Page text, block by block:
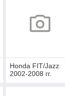
Honda FIT/Jazz
2002-2008 гг.